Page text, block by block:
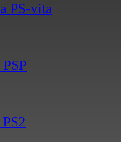
PS-vita